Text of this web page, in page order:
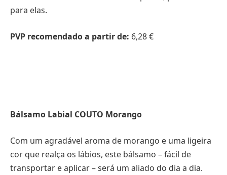
para elas.
PVP recomendado a partir de: 6,28 €
Bálsamo Labial COUTO Morango
Com um agradável aroma de morango e uma ligeira
cor que realça os lábios, este bálsamo – fácil de
transportar e aplicar – será um aliado do dia a dia.